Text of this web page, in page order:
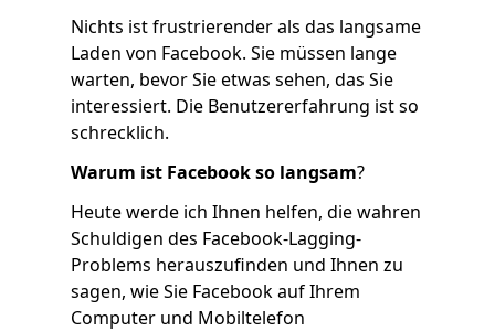
Nichts ist frustrierender als das langsame
Laden von Facebook. Sie müssen lange
warten, bevor Sie etwas sehen, das Sie
interessiert. Die Benutzererfahrung ist so
schrecklich.
Warum ist Facebook so langsam?
Heute werde ich Ihnen helfen, die wahren
Schuldigen des Facebook-Lagging-
Problems herauszufinden und Ihnen zu
sagen, wie Sie Facebook auf Ihrem
Computer und Mobiltelefon